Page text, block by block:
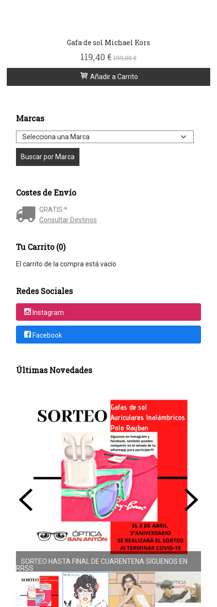
Marcas
Costes de Envío
GRATIS *
Consultar Destinos
Tu Carrito (0)
El carrito de la compra está vacío
Redes Sociales
Instagram
Facebook
Últimas Novedades
SORTEO HASTA FINAL DE CUARENTENA SIGUENOS EN
RRSS
Gafa de sol Michael Kors
119,40 € 199,00 €
Añadir a Carrito